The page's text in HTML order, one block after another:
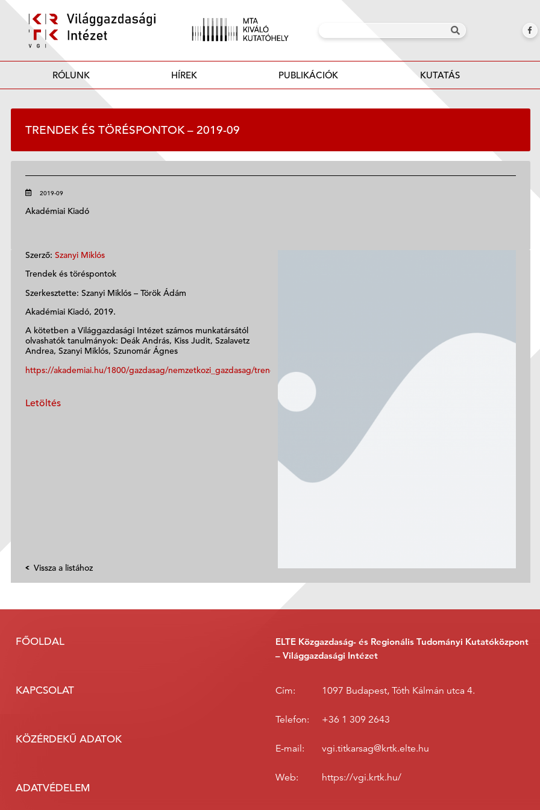
RÓLUNK HÍREK PUBLIKÁCIÓK KUTATÁS
TRENDEK ÉS TÖRÉSPONTOK – 2019-09
2019-09
Akadémiai Kiadó
Szerző: Szanyi Miklós
Trendek és töréspontok
Szerkesztette: Szanyi Miklós – Török Ádám
Akadémiai Kiadó, 2019.
A kötetben a Világgazdasági Intézet számos munkatársától
olvashatók tanulmányok: Deák András, Kiss Judit, Szalavetz
Andrea, Szanyi Miklós, Szunomár Ágnes
https://akademiai.hu/1800/gazdasag/nemzetkozi_gazdasag/trendek_es_torespontok
Letöltés
Vissza a listához
FŐOLDAL
KAPCSOLAT
KÖZÉRDEKŰ ADATOK
ADATVÉDELEM
ELTE Közgazdaság- és Regionális Tudományi Kutatóközpont
– Világgazdasági Intézet
Cím: 1097 Budapest, Tóth Kálmán utca 4.
Telefon: +36 1 309 2643
E-mail: vgi.titkarsag@krtk.elte.hu
Web: https://vgi.krtk.hu/